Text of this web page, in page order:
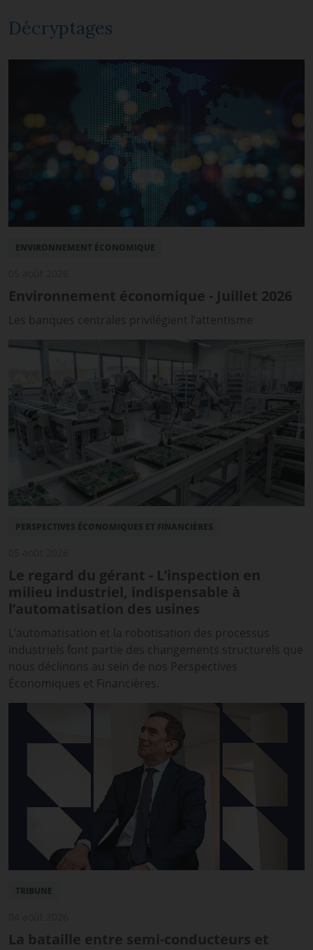
Décryptages
ENVIRONNEMENT ÉCONOMIQUE
Environnement économique - Juillet 2026
Les banques centrales privilégient l’attentisme
PERSPECTIVES ÉCONOMIQUES ET FINANCIÈRES
Le regard du gérant - L’inspection en
milieu industriel, indispensable à
l’automatisation des usines
L’automatisation et la robotisation des processus
industriels font partie des changements structurels que
nous déclinons au sein de nos Perspectives
Économiques et Financières.
TRIBUNE
La bataille entre semi-conducteurs et